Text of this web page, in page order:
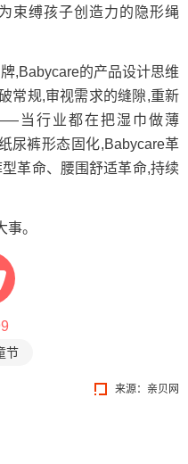
束缚孩子创造力的隐形绳
的产品设计思维
常规,审视需求的缝隙,重新
当行业都在把湿巾做薄
尿裤形态固化,Babycare革
革命、腰围舒适革命,持续
。
节
来源： 亲贝网